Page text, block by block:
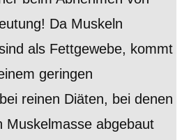
Da Muskeln
als Fettgewebe, kommt
geringen
reinen Diäten, bei denen
Muskelmasse abgebaut